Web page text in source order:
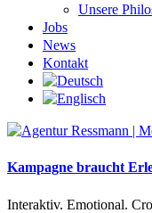
Unsere
Jobs
News
Kontakt
Kampagne braucht
Interaktiv. Emotional.